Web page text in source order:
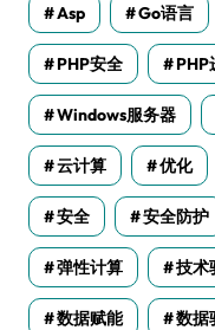
Asp Go语言
PHP安全 PHP
Windows服务器
云计算 优化
安全 安全防护
弹性计算 技术
数据赋能 数据